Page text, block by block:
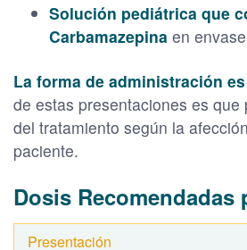
Solución pediátrica que
Carbamazepina en
La forma de administración
de estas presentaciones es que
del tratamiento según la
paciente.
Dosis Recomendadas